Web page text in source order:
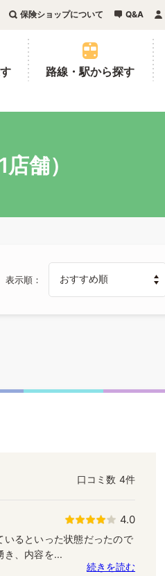
保険ショップについて Q&A
路線・駅から探す
舗）
表示順
口コミ数 4件
4.0
るといった状態だったので
き、内容を...
続きを読む